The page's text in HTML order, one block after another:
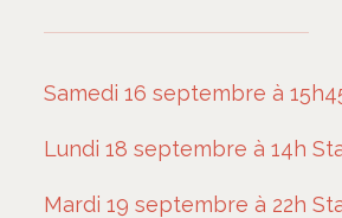
Samedi 16 septembre à
Lundi 18 septembre à 14h
Mardi 19 septembre à 22h